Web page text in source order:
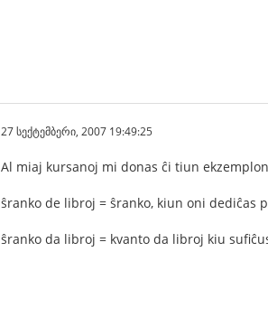
27 სექტემბერი, 2007 19:49:25
Al miaj kursanoj mi donas ĉi tiun
ŝranko de libroj = ŝranko, kiun oni dediĉas
ŝranko da libroj = kvanto da libroj kiu